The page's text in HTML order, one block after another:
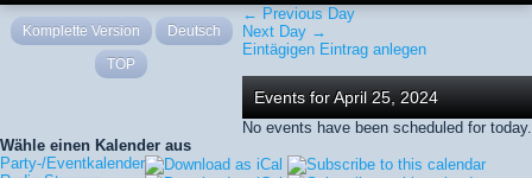
← Previous Day
Next Day →
Eintägigen Eintrag anlegen
Events for April 25, 2024
No events have been scheduled for today.
Wähle einen Kalender aus
Party-/Eventkalender
Komplette Version
Deutsch
TOP